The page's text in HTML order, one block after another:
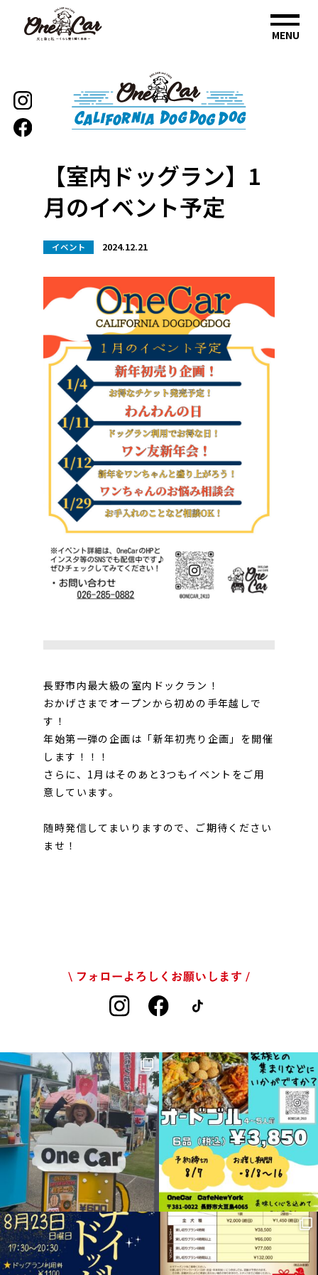
MENU
【室内ドッグラン】1
月のイベント予定
イベント 2024.12.21
長野市内最大級の室内ドックラン！
おかげさまでオープンから初めの手年越しで
す！
年始第一弾の企画は「新年初売り企画」を開催
します！！！
さらに、1月はそのあと3つもイベントをご用
意しています。
随時発信してまいりますので、ご期待ください
ませ！